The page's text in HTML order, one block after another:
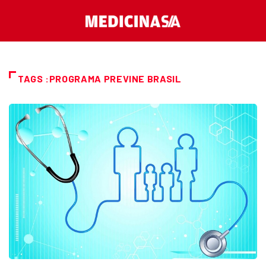
TAGS :PROGRAMA PREVINE BRASIL